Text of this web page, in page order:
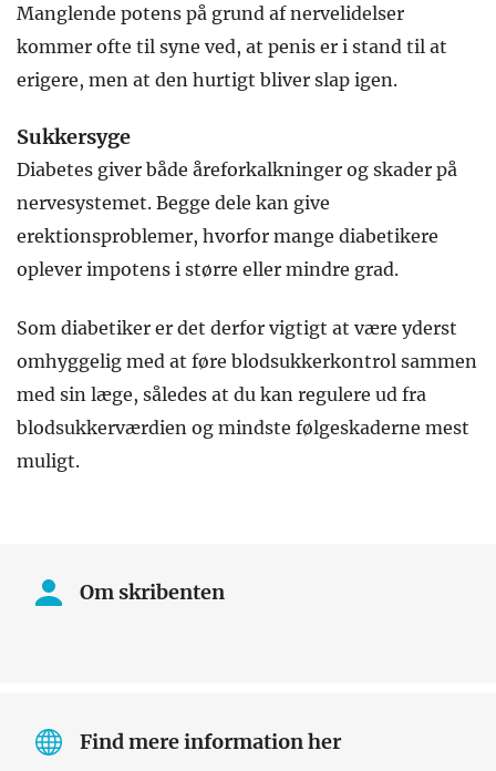
Manglende potens på grund af nervelidelser
kommer ofte til syne ved, at penis er i stand til at
erigere, men at den hurtigt bliver slap igen.
Sukkersyge
Diabetes giver både åreforkalkninger og skader på
nervesystemet. Begge dele kan give
erektionsproblemer, hvorfor mange diabetikere
oplever impotens i større eller mindre grad.
Som diabetiker er det derfor vigtigt at være yderst
omhyggelig med at føre blodsukkerkontrol sammen
med sin læge, således at du kan regulere ud fra
blodsukkerværdien og mindste følgeskaderne mest
muligt.
Om skribenten
Find mere information her